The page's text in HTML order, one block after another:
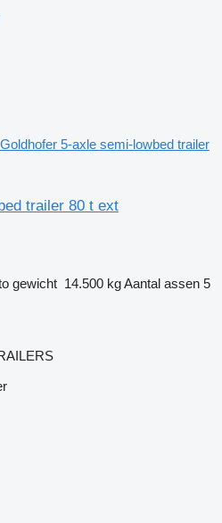
Goldhofer 5-axle semi-lowbed trailer
trailer 80 t ext
gewicht 14.500 kgAantal assen 5